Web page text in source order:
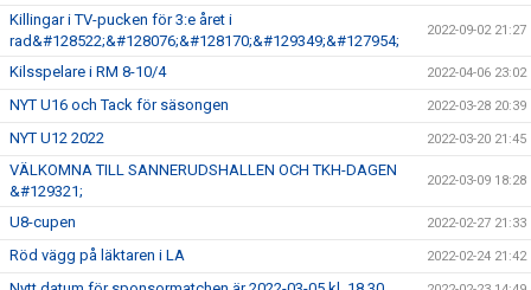
Killingar i TV-pucken för 3:e året i
rad&#128522;&#128076;&#128170;&#129349;&#127954;
2022-09-02 21:27
Kilsspelare i RM 8-10/4 2022-04-06 23:02
NYT U16 och Tack för säsongen 2022-03-28 20:39
NYT U12 2022 2022-03-20 21:45
VÄLKOMNA TILL SANNERUDSHALLEN OCH TKH-DAGEN
&#129321;
2022-03-09 18:28
U8-cupen 2022-02-27 21:33
Röd vägg på läktaren i LA 2022-02-24 21:42